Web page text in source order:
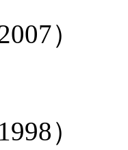
）
）